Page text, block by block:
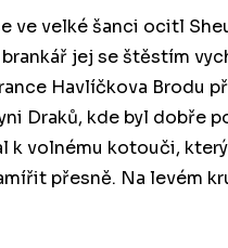
ve velké šanci ocitl
jej se štěstím
Havlíčkova Brodu
Draků, kde byl dobře
k volnému kotouči,
přesně. Na levém